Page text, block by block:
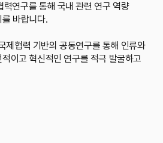
연구를 통해 국내 관련 연구 역량
바랍니다.
제협력 기반의 공동연구를 통해 인류와
이고 혁신적인 연구를 적극 발굴하고